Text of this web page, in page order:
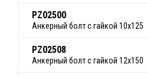
PZ02500
Анкерный болт с гайкой 10х125
PZ02508
Анкерный болт с гайкой 12х150